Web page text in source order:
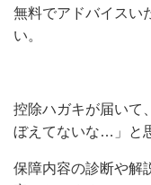
無料でアドバイスい
い。
控除ハガキが届いて
ぼえてないな…」と
保障内容の診断や解